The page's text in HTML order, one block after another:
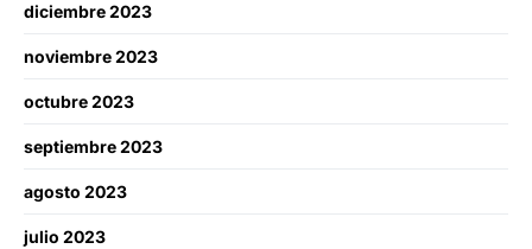
diciembre 2023
noviembre 2023
octubre 2023
septiembre 2023
agosto 2023
julio 2023